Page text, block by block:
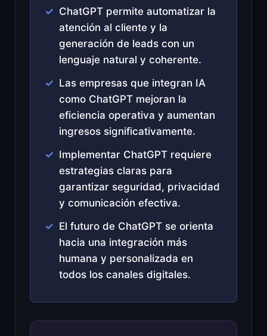
ChatGPT permite automatizar la
atención al cliente y la
generación de leads con un
lenguaje natural y coherente.
Las empresas que integran IA
como ChatGPT mejoran la
eficiencia operativa y aumentan
ingresos significativamente.
Implementar ChatGPT requiere
estrategias claras para
garantizar seguridad, privacidad
y comunicación efectiva.
El futuro de ChatGPT se orienta
hacia una integración más
humana y personalizada en
todos los canales digitales.